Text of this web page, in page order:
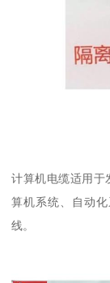
计算机电缆适用于
算机系统、自动
线。